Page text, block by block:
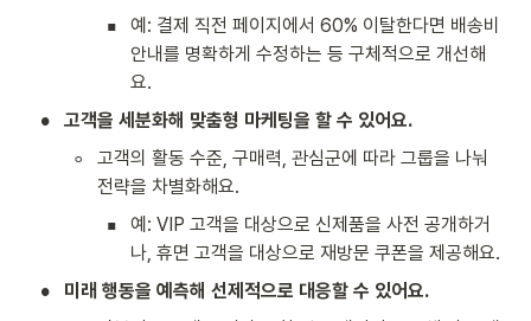
▪
예: 결제 직전 페이지에서 60% 이탈한다면 배송비
안내를 명확하게 수정하는 등 구체적으로 개선해
요.
• 고객을 세분화해 맞춤형 마케팅을 할 수 있어요.
◦
고객의 활동 수준, 구매력, 관심군에 따라 그룹을 나눠
전략을 차별화해요.
▪
예: VIP 고객을 대상으로 신제품을 사전 공개하거
나, 휴면 고객을 대상으로 재방문 쿠폰을 제공해요.
• 미래 행동을 예측해 선제적으로 대응할 수 있어요.